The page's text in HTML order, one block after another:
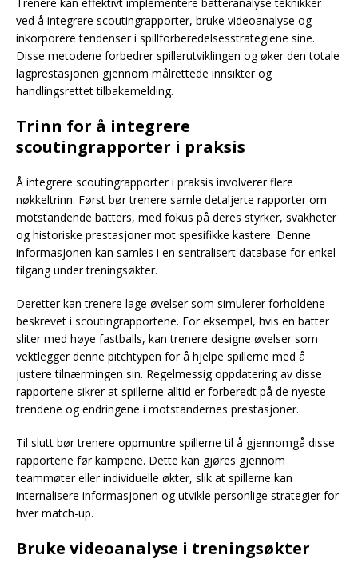
Trenere kan effektivt implementere batteranalyse teknikker
ved å integrere scoutingrapporter, bruke videoanalyse og
inkorporere tendenser i spillforberedelsesstrategiene sine.
Disse metodene forbedrer spillerutviklingen og øker den totale
lagprestasjonen gjennom målrettede innsikter og
handlingsrettet tilbakemelding.
Trinn for å integrere
scoutingrapporter i praksis
Å integrere scoutingrapporter i praksis involverer flere
nøkkeltrinn. Først bør trenere samle detaljerte rapporter om
motstandende batters, med fokus på deres styrker, svakheter
og historiske prestasjoner mot spesifikke kastere. Denne
informasjonen kan samles i en sentralisert database for enkel
tilgang under treningsøkter.
Deretter kan trenere lage øvelser som simulerer forholdene
beskrevet i scoutingrapportene. For eksempel, hvis en batter
sliter med høye fastballs, kan trenere designe øvelser som
vektlegger denne pitchtypen for å hjelpe spillerne med å
justere tilnærmingen sin. Regelmessig oppdatering av disse
rapportene sikrer at spillerne alltid er forberedt på de nyeste
trendene og endringene i motstandernes prestasjoner.
Til slutt bør trenere oppmuntre spillerne til å gjennomgå disse
rapportene før kampene. Dette kan gjøres gjennom
teammøter eller individuelle økter, slik at spillerne kan
internalisere informasjonen og utvikle personlige strategier for
hver match-up.
Bruke videoanalyse i treningsøkter